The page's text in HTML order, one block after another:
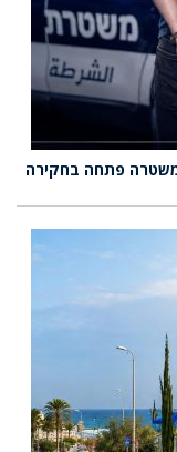
פתחה בחקירה